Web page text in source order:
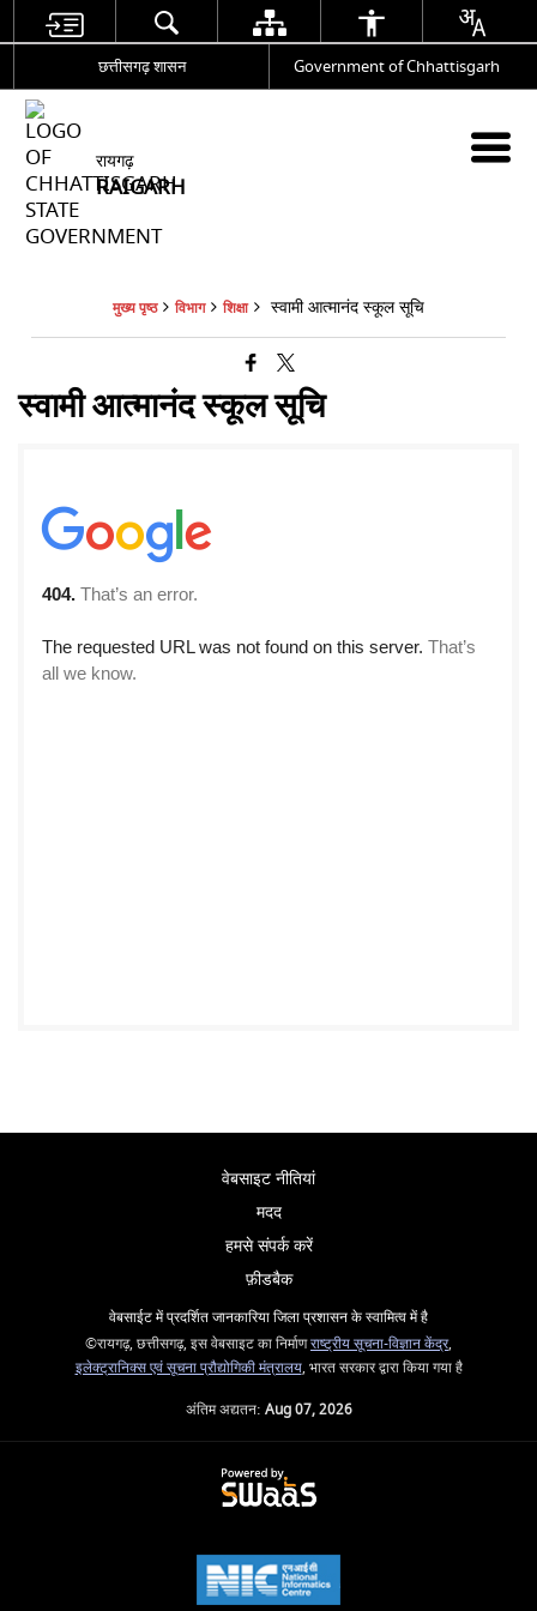
छत्तीसगढ़ शासन Government of Chhattisgarh
रायगढ़
RAIGARH
मुख्य पृष्ठ विभाग शिक्षा स्वामी आत्मानंद स्कूल सूचि
स्वामी आत्मानंद स्कूल सूचि
वेबसाइट नीतियां
मदद
हमसे संपर्क करें
फ़ीडबैक
वेबसाईट में प्रदर्शित जानकारिया जिला प्रशासन के स्वामित्व में है
©रायगढ़, छत्तीसगढ़, इस वेबसाइट का निर्माणराष्ट्रीय सूचना-विज्ञान केंद्र,
इलेक्ट्रानिक्स एवं सूचना प्रौद्योगिकी मंत्रालय, भारत सरकार द्वारा किया गया है
अंतिम अद्यतन: Aug 07, 2026